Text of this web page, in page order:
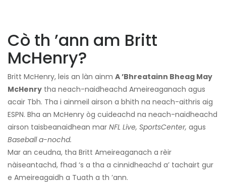
Cò th ’ann am Britt
McHenry?
Britt McHenry, leis an làn ainm A ’Bhreatainn Bheag May
McHenry tha neach-naidheachd Ameireaganach agus
acair Tbh. Tha i ainmeil airson a bhith na neach-aithris aig
ESPN. Bha an McHenry òg cuideachd na neach-naidheachd
airson taisbeanaidhean mar NFL Live, SportsCenter, agus
Baseball a-nochd.
Mar an ceudna, tha Britt Ameireaganach a rèir
nàiseantachd, fhad ‘s a tha a cinnidheachd a’ tachairt gur
e Ameireagaidh a Tuath a th ’ann.